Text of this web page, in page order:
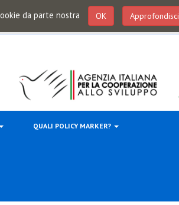
da parte nostra OK Approfondisci
QUALI POLICY MARKER?